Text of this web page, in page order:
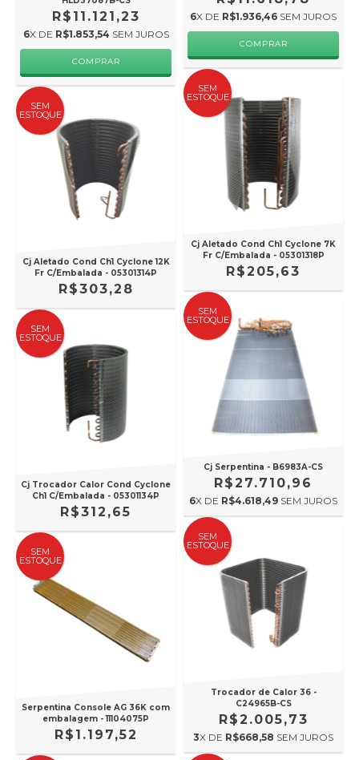
R$11.121,23
6X DE R$1.853,54 SEM JUROS
6X DE R$1.936,46 SEM JUROS
SEM
ESTOQUE
Cj Aletado Cond Ch1 Cyclone 12K
Fr C/Embalada - 05301314P
R$303,28
SEM
ESTOQUE
Cj Aletado Cond Ch1 Cyclone 7K
Fr C/Embalada - 05301318P
R$205,63
SEM
ESTOQUE
Cj Trocador Calor Cond Cyclone
Ch1 C/Embalada - 05301134P
R$312,65
SEM
ESTOQUE
Cj Serpentina - B6983A-CS
R$27.710,96
6X DE R$4.618,49 SEM JUROS
SEM
ESTOQUE
Serpentina Console AG 36K com
embalagem - 11104075P
R$1.197,52
SEM
ESTOQUE
Trocador de Calor 36 -
C24965B-CS
R$2.005,73
3X DE R$668,58 SEM JUROS